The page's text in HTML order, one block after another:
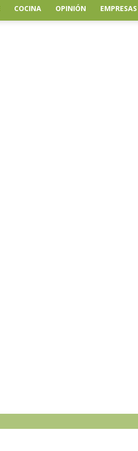
COCINA OPINIÓN EMPRESAS